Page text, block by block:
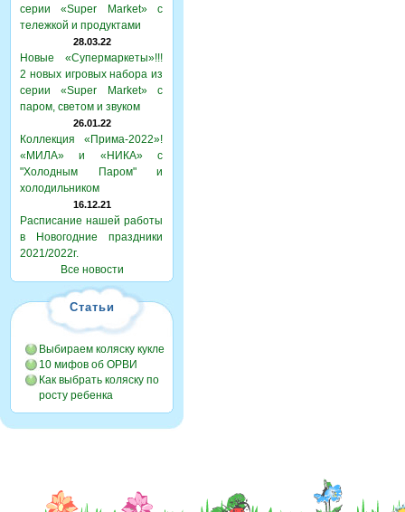
серии «Super Market» с
тележкой и продуктами
28.03.22
Новые «Супермаркеты»!!!
2 новых игровых набора из
серии «Super Market» с
паром, светом и звуком
26.01.22
Коллекция «Прима-2022»!
«МИЛА» и «НИКА» с
"Холодным Паром" и
холодильником
16.12.21
Расписание нашей работы
в Новогодние праздники
2021/2022г.
Все новости
Статьи
Выбираем коляску кукле
10 мифов об ОРВИ
Как выбрать коляску по
росту ребенка